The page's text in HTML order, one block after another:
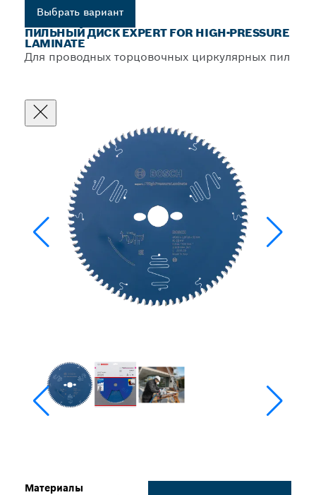
Выбрать вариант
ПИЛЬНЫЙ ДИСК EXPERT FOR HIGH-PRESSURE
LAMINATE
Для проводных торцовочных циркулярных пил
Материалы